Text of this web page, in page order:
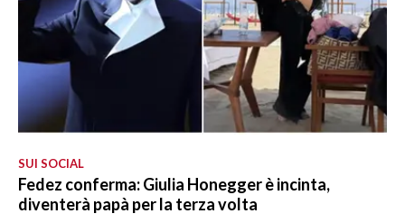
SUI SOCIAL
Fedez conferma: Giulia Honegger è incinta,
diventerà papà per la terza volta